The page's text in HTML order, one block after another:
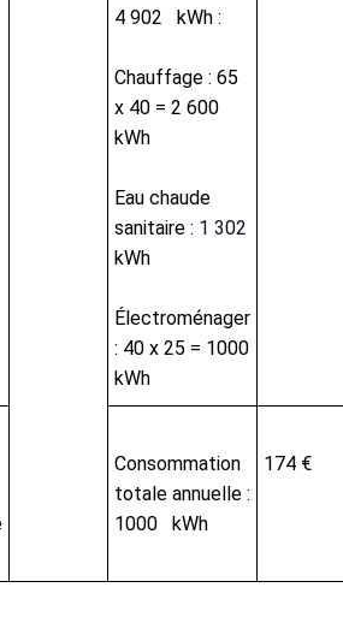
4 902 kWh :
Chauffage : 65
x 40 = 2 600
kWh
Eau chaude
sanitaire : 1 302
kWh
Électroménager
: 40 x 25 = 1000
kWh
Consommation
totale annuelle :
1000 kWh
174 €